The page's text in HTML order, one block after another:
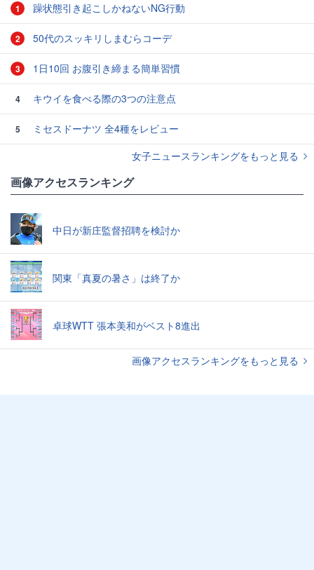
1 躁状態引き起こしかねないNG行動
2 50代のスッキリしまむらコーデ
3 1日10回 お腹引き締まる簡単習慣
4 キウイを食べる際の3つの注意点
5
ミセスドーナツ 全4種をレビュー
女子ニュースランキングをもっと見る
画像アクセスランキング
中日が新庄監督招聘を検討か
関東「真夏の暑さ」は終了か
卓球WTT 張本美和がベスト8進出
画像アクセスランキングをもっと見る